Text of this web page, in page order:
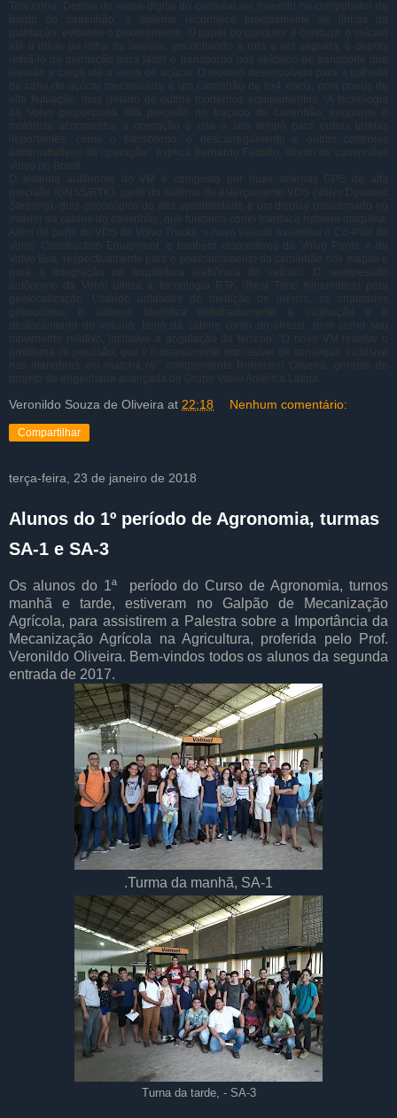
Terezinha. Depois do mapa digital do canavial ser inserido no computador de
bordo do caminhão, o sistema reconhece precisamente as linhas da
plantação, evitando o pisoteamento. O papel do condutor é conduzir o veículo
até o início da linha na lavoura, encontrando a rota a ser seguida, e depois
retirá-lo da plantação para fazer o transbordo nos veículos de transporte que
levarão a carga até a usina de açúcar. O modelo desenvolvido para a colheita
da cana-de-açúcar mecanizada é um caminhão de 6x4 eixos, com pneus de
alta flutuação, mas dotado de outros modernos equipamentos. “A tecnologia
da Volvo proporciona alta precisão no traçado do caminhão, enquanto o
motorista acompanha a operação e usa o seu tempo para outras tarefas
importantes, como o transbordo, o descarregamento e outros controles
administrativos da operação”, explica Bernardo Fedalto, diretor de caminhões
Volvo no Brasil.
O sistema autônomo do VM é composto por duas antenas GPS de alta
precisão (GNSS/RTK), parte do sistema de esterçamento VDS (Volvo Dynamic
Steering), dois giroscópios de alta sensibilidade e um display posicionado no
interior da cabine do caminhão, que funciona como interface homem-máquina.
Além de parte do VDS da Volvo Trucks, o novo veículo assimilou o Co-Pilot da
Volvo Construction Equipment, e também dispositivos da Volvo Penta e da
Volvo Bus, respectivamente para o posicionamento do caminhão nos mapas e
para a integração na arquitetura eletrônica do veículo. O semipesado
autônomo da Volvo utiliza a tecnologia RTK (Real Time Kinematics) para
geolocalização. Usando unidades de medição de inércia, os chamados
giroscópios, o sistema identifica detalhadamente a inclinação e o
deslocamento do veículo, tanto da cabine como do chassi, bem como seu
movimento relativo, inclusive a angulação do terreno. “O novo VM resolve o
problema de precisão, que é humanamente impossível de conseguir, inclusive
nas manobras em marcha ré”, complementa Roberson Oliveira, gerente de
projeto de engenharia avançada do Grupo Volvo América Latina.
Veronildo Souza de Oliveira at 22:18 Nenhum comentário:
Compartilhar
terça-feira, 23 de janeiro de 2018
Alunos do 1º período de Agronomia, turmas
SA-1 e SA-3
Os alunos do 1ª período do Curso de Agronomia, turnos
manhã e tarde, estiveram no Galpão de Mecanização
Agrícola, para assistirem a Palestra sobre a Importância da
Mecanização Agrícola na Agricultura, proferida pelo Prof.
Veronildo Oliveira. Bem-vindos todos os alunos da segunda
entrada de 2017.
.Turma da manhã, SA-1
Turna da tarde, - SA-3